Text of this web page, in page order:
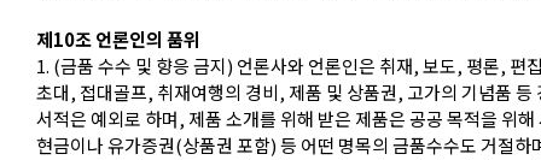
제10조 언론인의 품위
1. (금품 수수 및 향응 금지) 언론사와 언론인은 취재, 보도, 평론,
초대, 접대골프, 취재여행의 경비, 제품 및 상품권, 고가의 기념품
서적은 예외로 하며, 제품 소개를 위해 받은 제품은 공공 목적을 위해
현금이나 유가증권(상품권 포함) 등 어떤 명목의 금품수수도 거절